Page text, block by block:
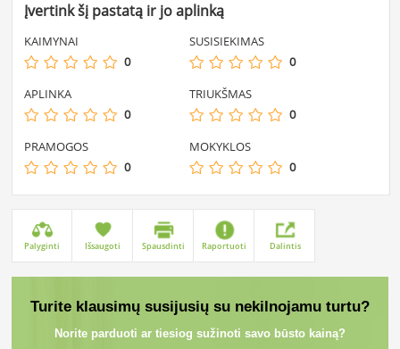
Įvertink šį pastatą ir jo aplinką
KAIMYNAI
0
SUSISIEKIMAS
0
APLINKA
0
TRIUKŠMAS
0
PRAMOGOS
0
MOKYKLOS
0
Palyginti Išsaugoti Spausdinti Raportuoti Dalintis
Turite klausimų susijusių su nekilnojamu turtu?
Norite parduoti ar tiesiog sužinoti savo būsto kainą?